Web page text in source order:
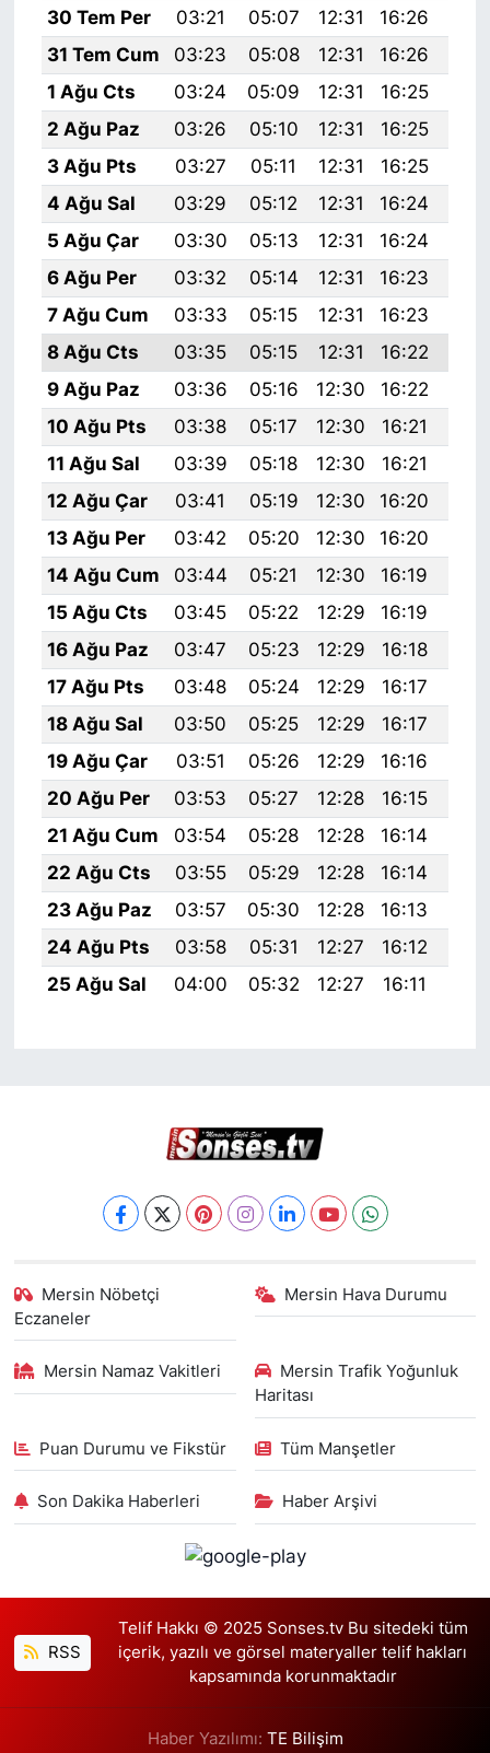
30 Tem Per
03:21 05:07 12:31 16:26
31 Tem Cum
03:23 05:08 12:31 16:26
1 Ağu Cts
03:24 05:09 12:31 16:25
2 Ağu Paz
03:26 05:10 12:31 16:25
3 Ağu Pts
03:27 05:11 12:31 16:25
4 Ağu Sal
03:29 05:12 12:31 16:24
5 Ağu Çar
03:30 05:13 12:31 16:24
6 Ağu Per
03:32 05:14 12:31 16:23
7 Ağu Cum
03:33 05:15 12:31 16:23
8 Ağu Cts
03:35 05:15 12:31 16:22
9 Ağu Paz
03:36 05:16 12:30 16:22
10 Ağu Pts
03:38 05:17 12:30 16:21
11 Ağu Sal
03:39 05:18 12:30 16:21
12 Ağu Çar
03:41 05:19 12:30 16:20
13 Ağu Per
03:42 05:20 12:30 16:20
14 Ağu Cum
03:44 05:21 12:30 16:19
15 Ağu Cts
03:45 05:22 12:29 16:19
16 Ağu Paz
03:47 05:23 12:29 16:18
17 Ağu Pts
03:48 05:24 12:29 16:17
18 Ağu Sal
03:50 05:25 12:29 16:17
19 Ağu Çar
03:51 05:26 12:29 16:16
20 Ağu Per
03:53 05:27 12:28 16:15
21 Ağu Cum
03:54 05:28 12:28 16:14
22 Ağu Cts
03:55 05:29 12:28 16:14
23 Ağu Paz
03:57 05:30 12:28 16:13
24 Ağu Pts
03:58 05:31 12:27 16:12
25 Ağu Sal
04:00 05:32 12:27 16:11
Mersin Nöbetçi
Eczaneler
Mersin Hava Durumu
Mersin Namaz Vakitleri
Mersin Trafik Yoğunluk
Haritası
Puan Durumu ve Fikstür Tüm Manşetler
Son Dakika Haberleri Haber Arşivi
RSS
Telif Hakkı © 2025 Sonses.tv Bu sitedeki tüm
içerik, yazılı ve görsel materyaller telif hakları
kapsamında korunmaktadır
Haber Yazılımı: TE Bilişim